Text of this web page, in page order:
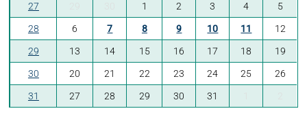
27 1 2 3 4 5
28 6 7 8 9 10 11 12
29 13 14 15 16 17 18 19
30 20 21 22 23 24 25 26
31 27 28 29 30 31